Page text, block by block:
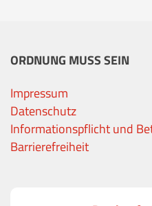
ORDNUNG MUSS SEIN
Impressum
Datenschutz
Informationspflicht und
Barrierefreiheit